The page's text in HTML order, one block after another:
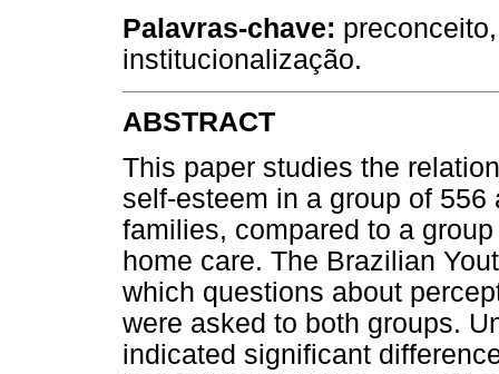
Palavras-chave:
institucionalização.
ABSTRACT
This paper studies the
self-esteem in a group of
families, compared to a
home care. The Brazilian
which questions about
were asked to both groups.
indicated significant